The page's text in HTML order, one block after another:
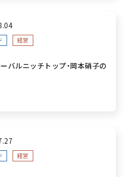
経営
バルニッチトップ・岡本硝子の
営戦略～
経営